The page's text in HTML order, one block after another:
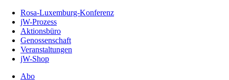
Inhalt
Seite
Rosa-Luxemburg-Konferenz
jW-Prozess
Aktionsbüro
Genossenschaft
Veranstaltungen
jW-Shop
Abo